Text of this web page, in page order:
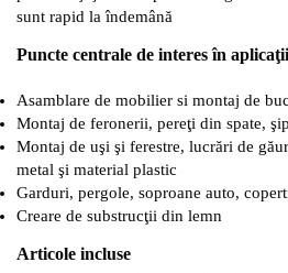
sunt rapid la îndemână
Puncte centrale de interes în aplicaţii
Asamblare de mobilier si montaj de
Montaj de feronerii, pereţi din spate,
Montaj de uşi şi ferestre, lucrări de
metal şi material plastic
Garduri, pergole, soproane auto,
Creare de substrucţii din lemn
Articole incluse